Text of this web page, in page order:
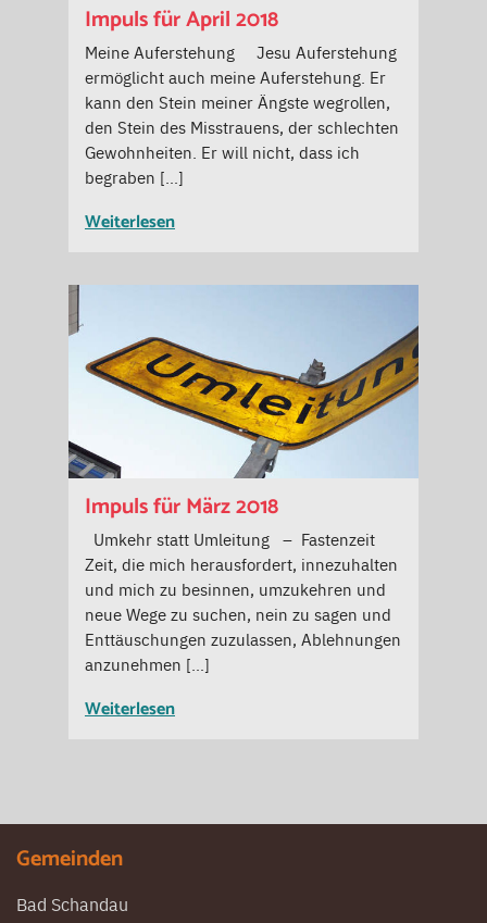
Impuls für April 2018
Meine Auferstehung Jesu Auferstehung
ermöglicht auch meine Auferstehung. Er
kann den Stein meiner Ängste wegrollen,
den Stein des Misstrauens, der schlechten
Gewohnheiten. Er will nicht, dass ich
begraben […]
Weiterlesen
Impuls für März 2018
Umkehr statt Umleitung – Fastenzeit
Zeit, die mich herausfordert, innezuhalten
und mich zu besinnen, umzukehren und
neue Wege zu suchen, nein zu sagen und
Enttäuschungen zuzulassen, Ablehnungen
anzunehmen […]
Weiterlesen
Gemeinden
Bad Schandau